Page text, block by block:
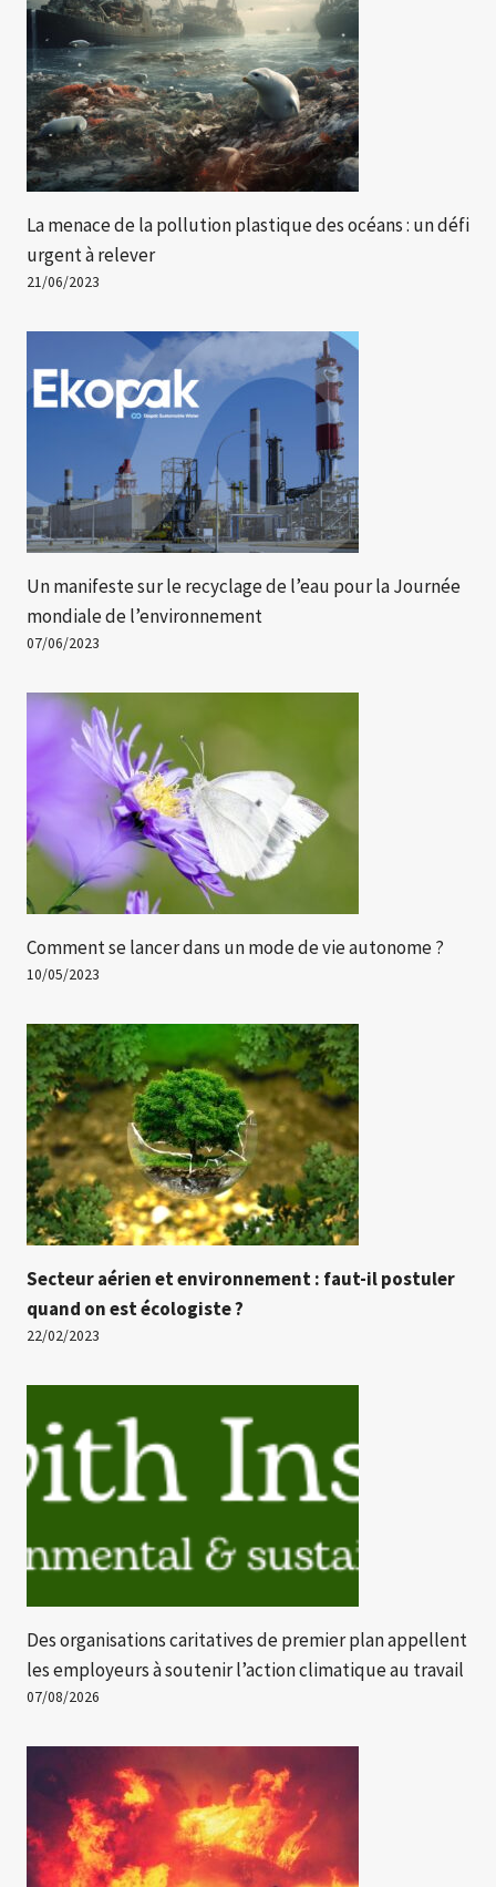
La menace de la pollution plastique des océans : un défi
urgent à relever
21/06/2023
Un manifeste sur le recyclage de l’eau pour la Journée
mondiale de l’environnement
07/06/2023
Comment se lancer dans un mode de vie autonome ?
10/05/2023
Secteur aérien et environnement : faut-il postuler
quand on est écologiste ?
22/02/2023
Des organisations caritatives de premier plan appellent
les employeurs à soutenir l’action climatique au travail
07/08/2026